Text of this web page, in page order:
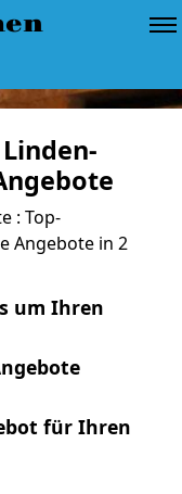
: Top-
Angebote in 2
um Ihren
für Ihren